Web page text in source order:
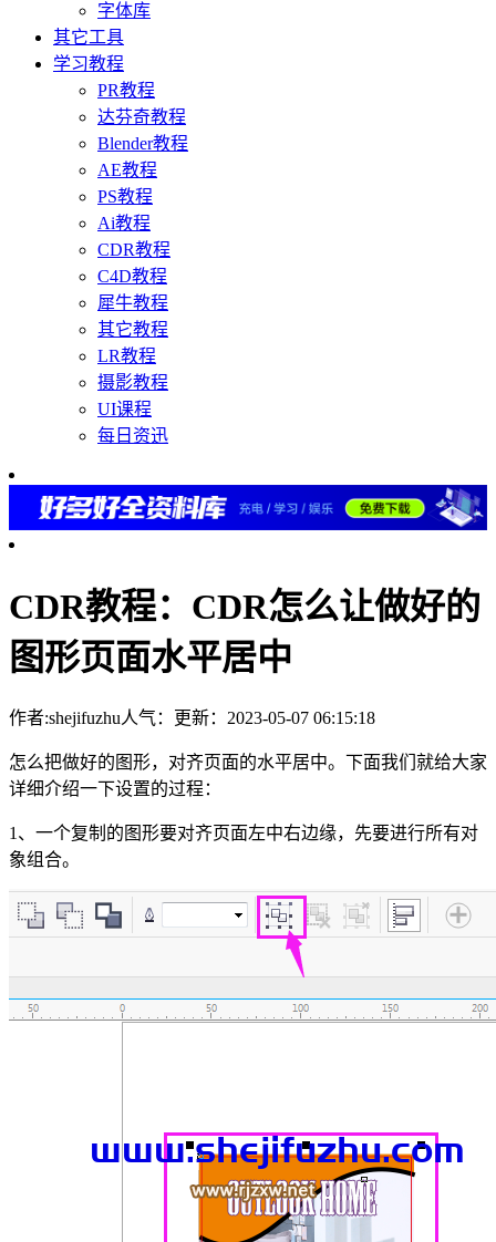
字体库
其它工具
学习教程
PR教程
达芬奇教程
Blender教程
AE教程
PS教程
Ai教程
CDR教程
C4D教程
犀牛教程
其它教程
LR教程
摄影教程
UI课程
每日资迅
CDR教程：CDR怎么让做好的
图形页面水平居中
作者:shejifuzhu人气： 更新：2023-05-07 06:15:18
怎么把做好的图形，对齐页面的水平居中。下面我们就给大家
详细介绍一下设置的过程：
1、一个复制的图形要对齐页面左中右边缘，先要进行所有对
象组合。